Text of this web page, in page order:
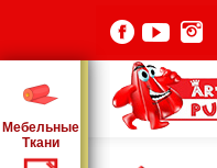
Мебельные
Ткани